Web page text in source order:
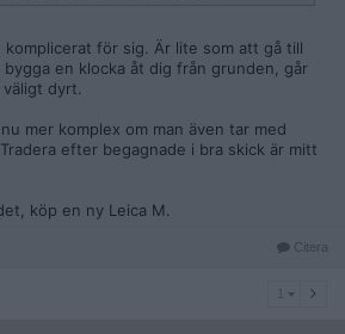
komplicerat för sig. Är lite som att gå till
en klocka åt dig från grunden, går
dyrt.
mer komplex om man även tar med
efter begagnade i bra skick är mitt
köp en ny Leica M.
Citera